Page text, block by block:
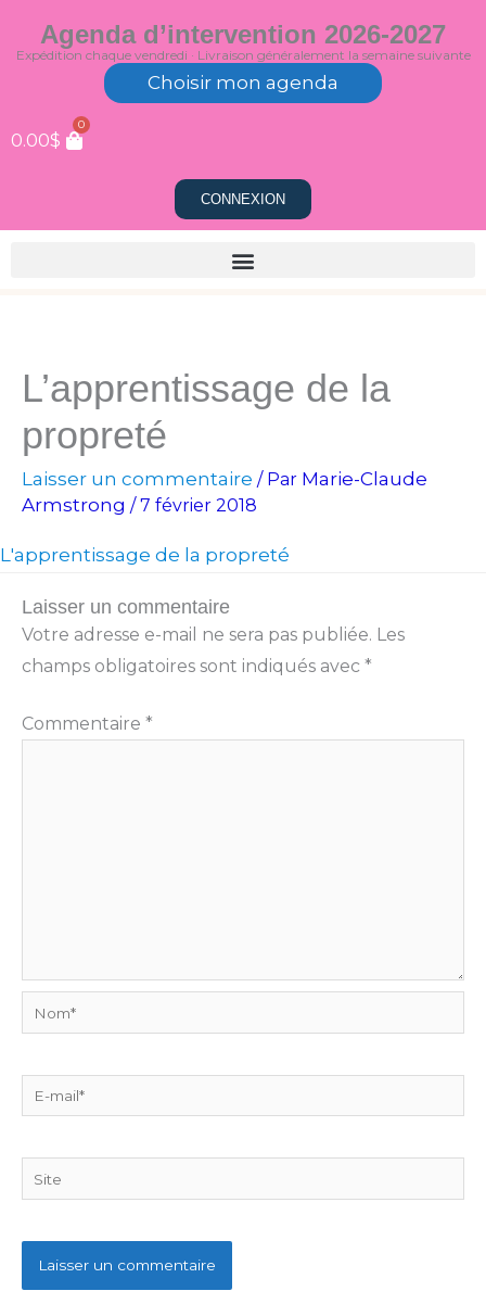
au
Agenda d’intervention 2026-2027
Expédition chaque vendredi · Livraison généralement la semaine suivante
Choisir mon agenda
0.00$
0
CONNEXION
L’apprentissage de la
propreté
Laisser un commentaire / Par Marie-Claude
Armstrong /7 février 2018
L'apprentissage de la propreté
Laisser un commentaire
Votre adresse e-mail ne sera pas publiée. Les
champs obligatoires sont indiqués avec *
Commentaire *
Nom*
E-
mail*
Site